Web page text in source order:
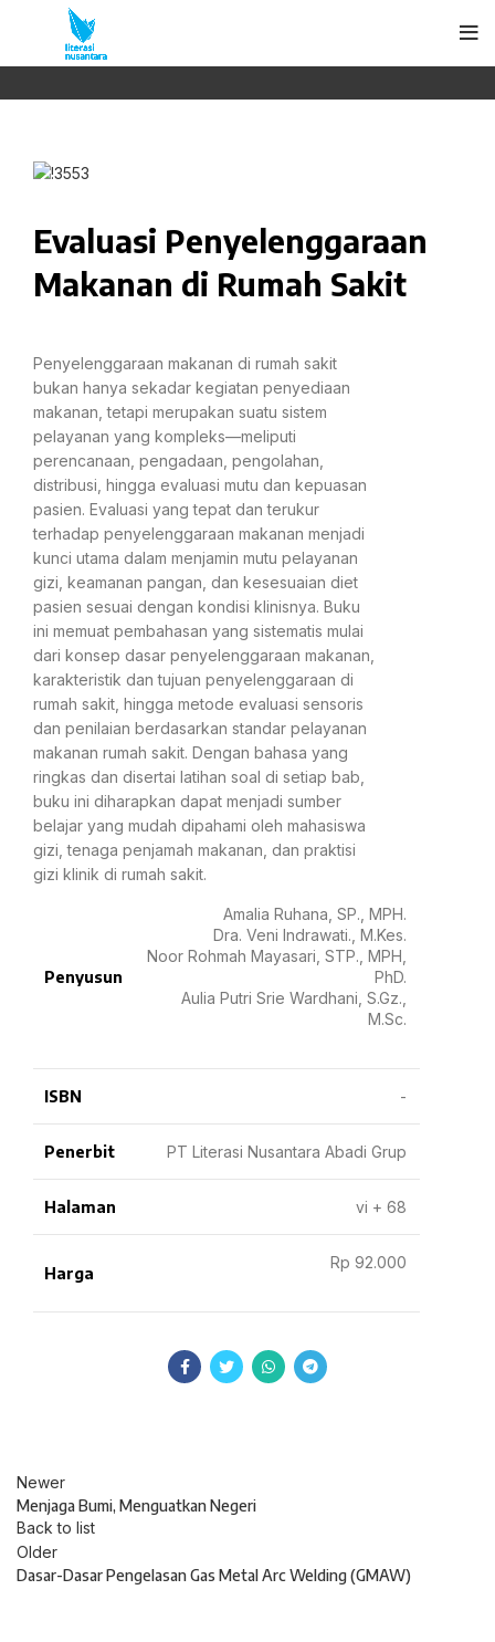
Evaluasi Penyelenggaraan
Makanan di Rumah Sakit
Penyelenggaraan makanan di rumah sakit
bukan hanya sekadar kegiatan penyediaan
makanan, tetapi merupakan suatu sistem
pelayanan yang kompleks—meliputi
perencanaan, pengadaan, pengolahan,
distribusi, hingga evaluasi mutu dan kepuasan
pasien. Evaluasi yang tepat dan terukur
terhadap penyelenggaraan makanan menjadi
kunci utama dalam menjamin mutu pelayanan
gizi, keamanan pangan, dan kesesuaian diet
pasien sesuai dengan kondisi klinisnya. Buku
ini memuat pembahasan yang sistematis mulai
dari konsep dasar penyelenggaraan makanan,
karakteristik dan tujuan penyelenggaraan di
rumah sakit, hingga metode evaluasi sensoris
dan penilaian berdasarkan standar pelayanan
makanan rumah sakit. Dengan bahasa yang
ringkas dan disertai latihan soal di setiap bab,
buku ini diharapkan dapat menjadi sumber
belajar yang mudah dipahami oleh mahasiswa
gizi, tenaga penjamah makanan, dan praktisi
gizi klinik di rumah sakit.
Penyusun
Amalia Ruhana, SP., MPH.
Dra. Veni Indrawati., M.Kes.
Noor Rohmah Mayasari, STP., MPH,
PhD.
Aulia Putri Srie Wardhani, S.Gz.,
M.Sc.
ISBN -
Penerbit PT Literasi Nusantara Abadi Grup
Halaman vi + 68
Harga
Rp 92.000
Newer
Menjaga Bumi, Menguatkan Negeri
Back to list
Older
Dasar-Dasar Pengelasan Gas Metal Arc Welding (GMAW)